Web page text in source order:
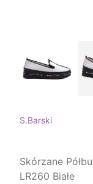
S.Barski
Skórzane
LR260 Białe